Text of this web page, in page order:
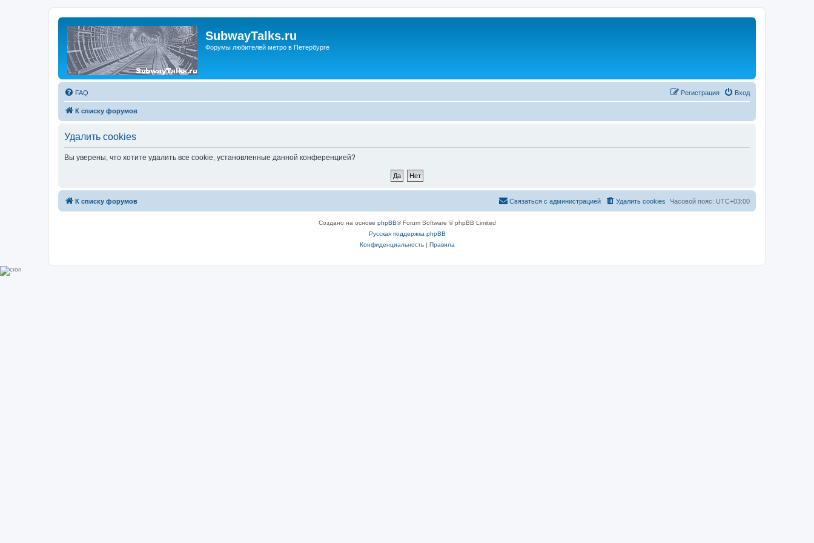
SubwayTalks.ru
Форумы любителей метро в Петербурге
FAQ Вход
Регистрация
К списку форумов
Удалить cookies
Вы уверены, что хотите удалить все cookie, установленные данной конференцией?
К списку форумов Часовой пояс: UTC+03:00
Удалить cookies
Связаться с администрацией
Создано на основе phpBB® Forum Software © phpBB Limited
Русская поддержка phpBB
Конфиденциальность| Правила